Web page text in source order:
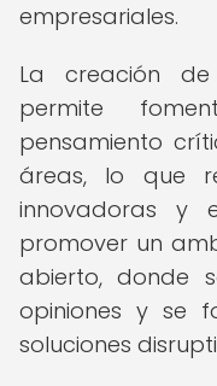
empresariales.
La creación de
permite
pensamiento
áreas, lo que
innovadoras y
promover un
abierto, donde
opiniones y se
soluciones